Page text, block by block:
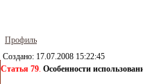
Профиль
Создано: 17.07.2008 15:22:45
Статья 79. Особенности